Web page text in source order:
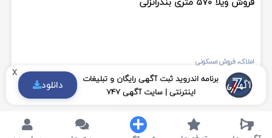
املاک،فروش مسکونی
گیلان، بندرانزلی x
برنامه اندروید ثبت آگهی رایگان و تبلیغات
اینترنتی | سایت آگهی 747
دانلود